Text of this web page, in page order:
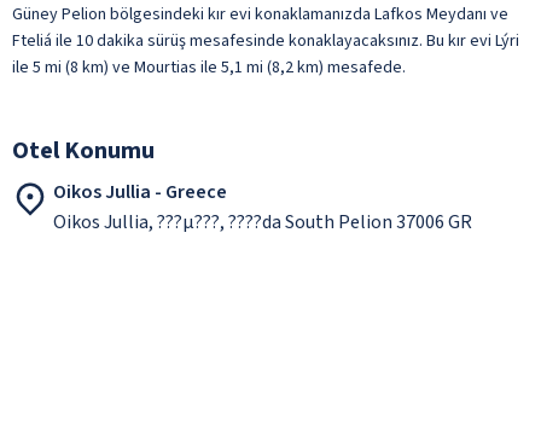
Güney Pelion bölgesindeki kır evi konaklamanızda Lafkos Meydanı ve
Fteliá ile 10 dakika sürüş mesafesinde konaklayacaksınız. Bu kır evi Lýri
ile 5 mi (8 km) ve Mourtias ile 5,1 mi (8,2 km) mesafede.
Otel Konumu
Oikos Jullia - Greece
Oikos Jullia, ???µ???, ????da South Pelion 37006 GR